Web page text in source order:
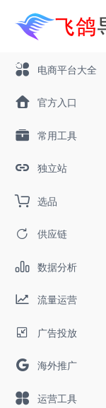
电商平台大全
官方入口
常用工具
独立站
选品
供应链
数据分析
流量运营
广告投放
海外推广
运营工具